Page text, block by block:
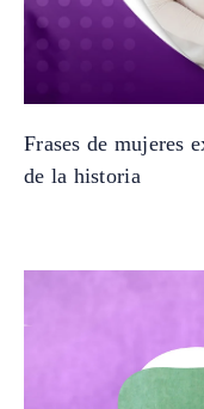
Frases de mujeres
de la historia